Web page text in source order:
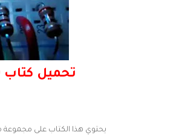
تحميل كتاب 30 دائرة إلكترونية بإستعمال الليدات - 30 LED Projects
يحتوي هذا الكتاب على مجموعة